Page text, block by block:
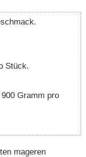
Stück.
Gramm pro
mageren